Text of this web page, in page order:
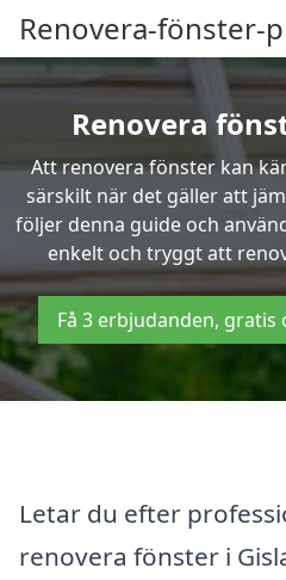
Renovera-fönster-
Renovera
Att renovera fönster kan
särskilt när det gäller att
följer denna guide och
enkelt och tryggt att
Få 3 erbjudanden,
Letar du efter
renovera fönster i